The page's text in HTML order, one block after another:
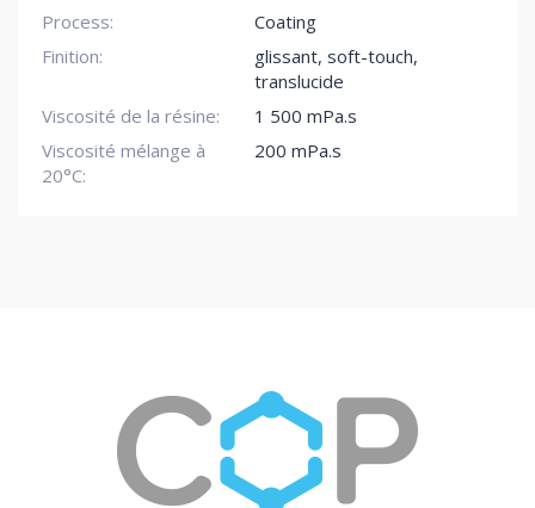
Process:
Coating
Finition:
glissant, soft-touch,
translucide
Viscosité de la résine:
1 500 mPa.s
Viscosité mélange à
20°C:
200 mPa.s